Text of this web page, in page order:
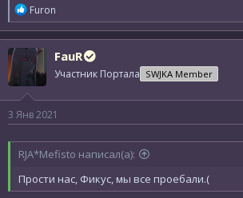
Р
е
а
к
ц
и
и
:
Furon
FauR
Участник Портала SWJKA Member
3 Янв 2021
RJA*Mefisto написал(а):
Прости нас, Фикус, мы все проебали.(